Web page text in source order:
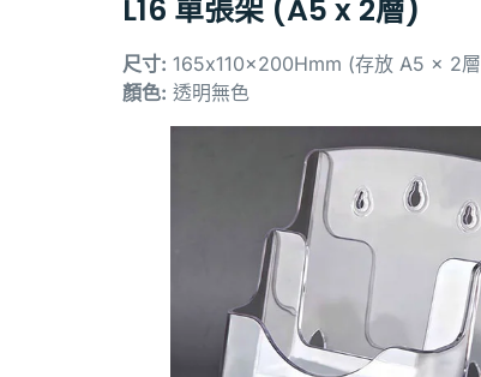
L16 單張架 (A5 x 2層)
尺寸: 165x110x200Hmm (存放 A5 x 2
顏色: 透明無色